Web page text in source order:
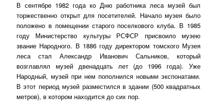
В сентябре 1982 года ко Дню работника леса музей был
торжественно открыт для посетителей. Начало музея было
положено в помещении старого поселкового клуба. В 1985
году Министерство культуры РСФСР присвоило музею
звание Народного. В 1886 году директором томского Музея
леса стал Александр Иванович Сальников, который
возглавлял музей двенадцать лет (до 1996 года). Уже
Народный, музей при нем пополнился новыми экспонатами.
В этот период музей разместился в здании (500 квадратных
метров), в котором находится до сих пор.